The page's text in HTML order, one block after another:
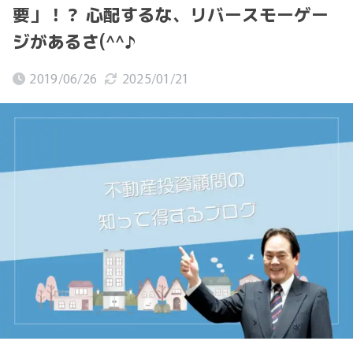
要」！？ 心配するな、リバースモーゲー
ジがあるさ(^^♪
2019/06/26 2025/01/21